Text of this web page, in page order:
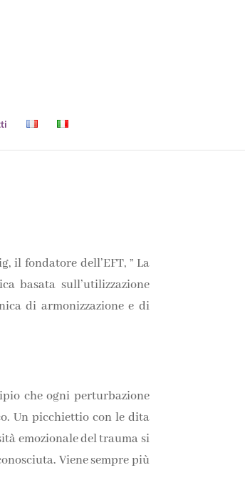
il fondatore dell’EFT, ” La
basata sull’utilizzazione
di armonizzazione e di
che ogni perturbazione
Un picchiettio con le dita
emozionale del trauma si
Viene sempre più